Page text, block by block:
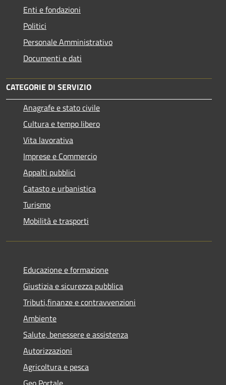
Enti e fondazioni
Politici
Personale Amministrativo
Documenti e dati
CATEGORIE DI SERVIZIO
Anagrafe e stato civile
Cultura e tempo libero
Vita lavorativa
Imprese e Commercio
Appalti pubblici
Catasto e urbanistica
Turismo
Mobilità e trasporti
Educazione e formazione
Giustizia e sicurezza pubblica
Tributi,finanze e contravvenzioni
Ambiente
Salute, benessere e assistenza
Autorizzazioni
Agricoltura e pesca